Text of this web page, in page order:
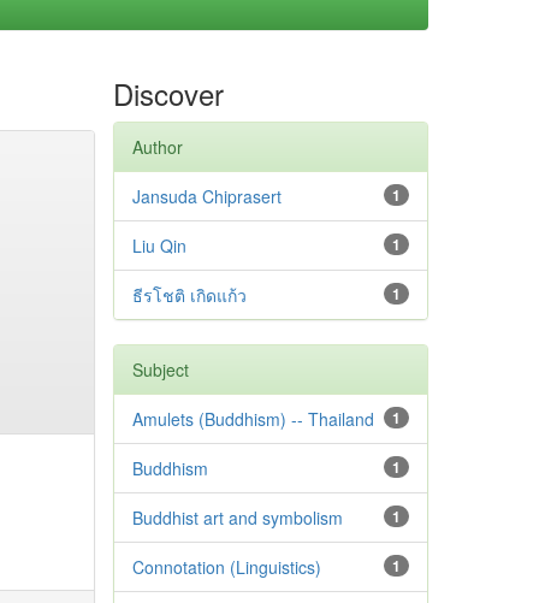
Discover
Author
1
Jansuda Chiprasert
1
Liu Qin
1
ธีรโชติ เกิดแก้ว
Subject
1
Amulets (Buddhism) -- Thailand
1
Buddhism
1
Buddhist art and symbolism
1
Connotation (Linguistics)